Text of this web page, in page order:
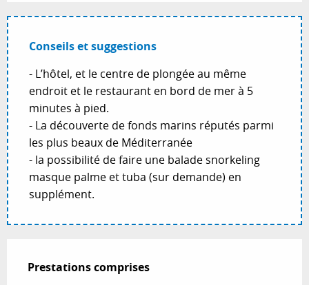
Conseils et suggestions
- L’hôtel, et le centre de plongée au même
endroit et le restaurant en bord de mer à 5
minutes à pied.
- La découverte de fonds marins réputés parmi
les plus beaux de Méditerranée
- la possibilité de faire une balade snorkeling
masque palme et tuba (sur demande) en
supplément.
Prestations comprises
Prestations comprises